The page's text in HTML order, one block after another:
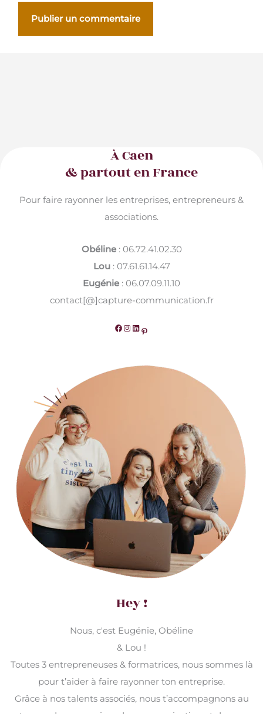
À Caen
& partout en France
Pour faire rayonner les entreprises, entrepreneurs &
associations.
Obéline: 06.72.41.02.30
Lou: 07.61.61.14.47
Eugénie : 06.07.09.11.10
contact[@]capture-communication.fr
Facebook Instagram LinkedIn Pinterest
Hey !
Nous, c'est Eugénie, Obéline
& Lou !
Toutes 3 entrepreneuses & formatrices, nous sommes là
pour t’aider à faire rayonner ton entreprise.
Grâce à nos talents associés, nous t’accompagnons au